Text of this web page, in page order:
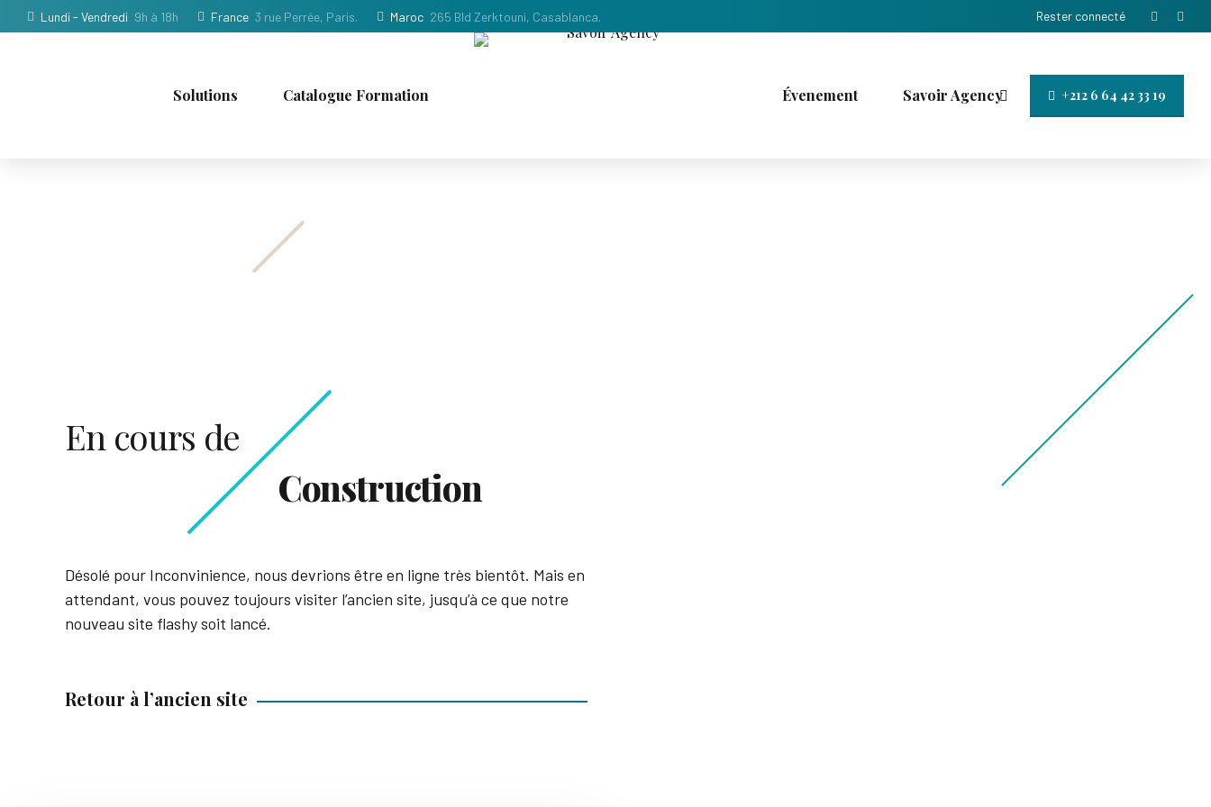
Lundi - Vendredi 9h à 18h France 3 rue Perrée, Paris. Maroc 265 Bld Zerktouni, Casablanca. Rester connecté
+212 6 64 42 33 19
Solutions Catalogue Formation Évenement Savoir Agency
En cours de
Construction
Désolé pour Inconvinience, nous devrions être en ligne très bientôt. Mais en
attendant, vous pouvez toujours visiter l’ancien site, jusqu’à ce que notre
nouveau site flashy soit lancé.
Retour à l’ancien site